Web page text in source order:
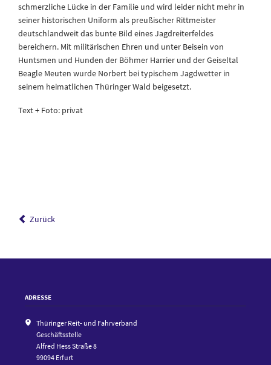
schmerzliche Lücke in der Familie und wird leider nicht mehr in
seiner historischen Uniform als preußischer Rittmeister
deutschlandweit das bunte Bild eines Jagdreiterfeldes
bereichern. Mit militärischen Ehren und unter Beisein von
Huntsmen und Hunden der Böhmer Harrier und der Geiseltal
Beagle Meuten wurde Norbert bei typischem Jagdwetter in
seinem heimatlichen Thüringer Wald beigesetzt.
Text + Foto: privat
Zurück
ADRESSE
Thüringer Reit- und Fahrverband
Geschäftsstelle
Alfred Hess Straße 8
99094 Erfurt